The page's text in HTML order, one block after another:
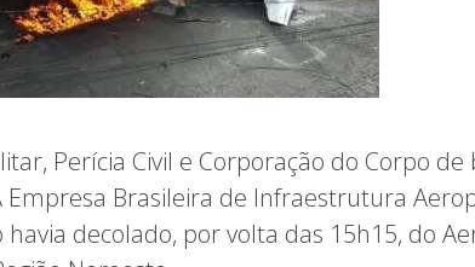
Perícia Civil e Corporação do Corpo
Brasileira de Infraestrutura
decolado, por volta das 15h15, do